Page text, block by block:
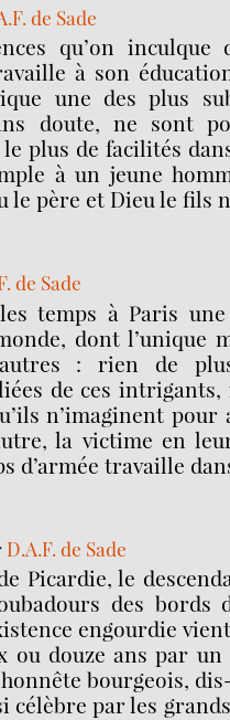
de Sade
qu’on inculque
à son
une des plus
doute, ne sont
le plus de facilités
à un jeune
le père et Dieu le fils
de Sade
temps à Paris une
dont l’unique
: rien de
de ces intrigants,
n’imaginent pour
la victime en
d’armée travaille
D.A.F. de Sade
Picardie, le
des bords
engourdie
ou douze ans par
bourgeois,
célèbre par les